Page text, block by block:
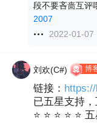
段不要吝啬互评
2007
2022-01-07
刘欢(C#) 博
链接：
已五星支持
⭐ ⭐ ⭐ ⭐ ⭐